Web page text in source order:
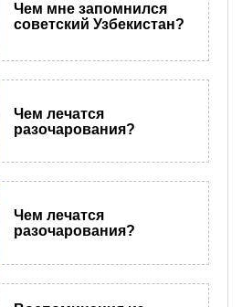
Чем мне запомнился
советский Узбекистан?
Чем лечатся
разочарования?
Чем лечатся
разочарования?